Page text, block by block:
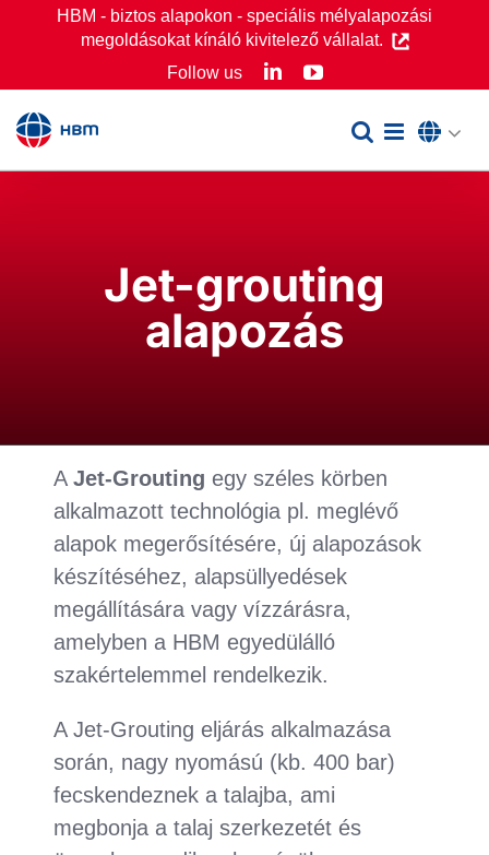
HBM - biztos alapokon - speciális mélyalapozási
megoldásokat kínáló kivitelező vállalat.
Follow us
LinkedInYouTube
Jet-grouting
alapozás
AJet-Grouting egy széles körben
alkalmazott technológia pl. meglévő
alapok megerősítésére, új alapozások
készítéséhez, alapsüllyedések
megállítására vagy vízzárásra,
amelyben a HBM egyedülálló
szakértelemmel rendelkezik.
A Jet-Grouting eljárás alkalmazása
során, nagy nyomású (kb. 400 bar)
fecskendeznek a talajba, ami
megbonja a talaj szerkezetét és